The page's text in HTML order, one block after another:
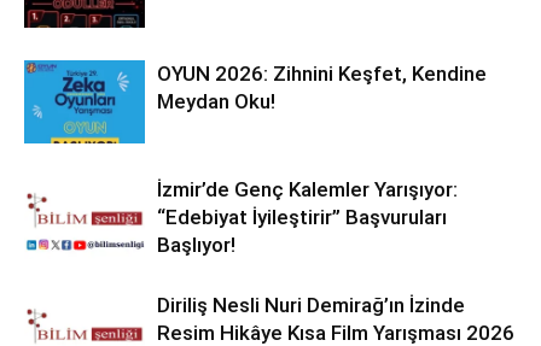
OYUN 2026: Zihnini Keşfet, Kendine
Meydan Oku!
İzmir’de Genç Kalemler Yarışıyor:
“Edebiyat İyileştirir” Başvuruları
Başlıyor!
Diriliş Nesli Nuri Demirağ’ın İzinde
Resim Hikâye Kısa Film Yarışması 2026